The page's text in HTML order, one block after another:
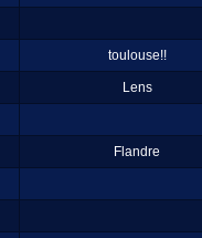
toulouse!!
Lens
Flandre